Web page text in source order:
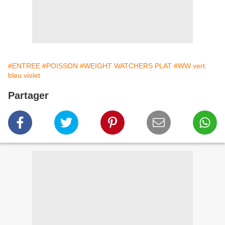
#ENTREE #POISSON #WEIGHT WATCHERS PLAT #WW vert
bleu violet
Partager